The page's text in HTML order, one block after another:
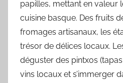
papilles, mettant en valeur
cuisine basque. Des fruits
fromages artisanaux, les
trésor de délices locaux.
déguster des pintxos
vins locaux et s’immerger